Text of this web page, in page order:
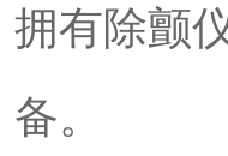
拥有除颤
备。